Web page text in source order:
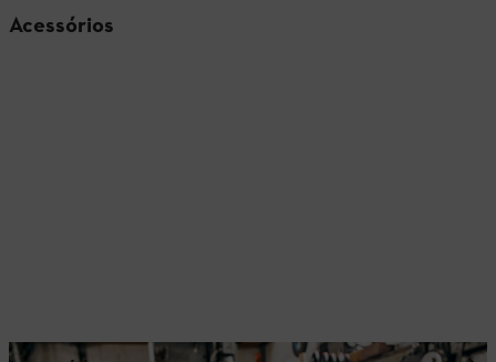
Acessórios